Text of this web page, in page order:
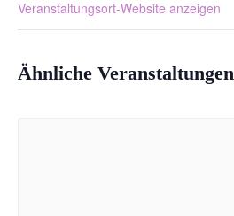
Veranstaltungsort-Website anzeigen
Ähnliche Veranstaltungen